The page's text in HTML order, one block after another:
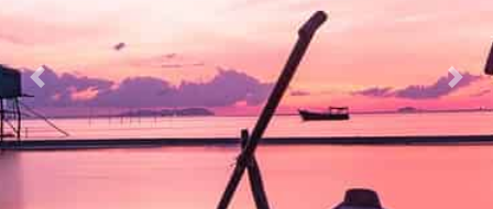
Previous